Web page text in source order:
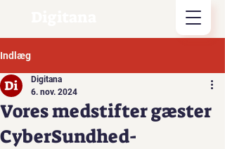
Indlæg
Vores medstifter gæster
CyberSundhed-
Digitana
6. nov. 2024